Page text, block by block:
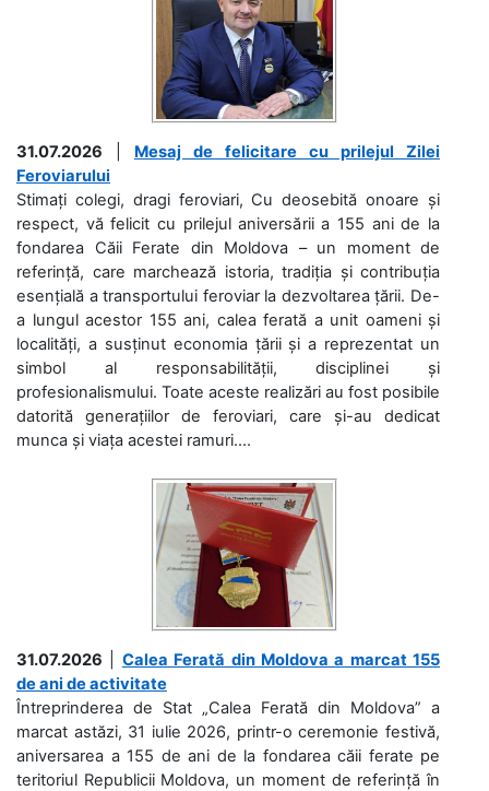
31.07.2026
Mesaj de felicitare cu prilejul Zilei
Feroviarului
Stimați colegi, dragi feroviari, Cu deosebită onoare și
respect, vă felicit cu prilejul aniversării a 155 ani de la
fondarea Căii Ferate din Moldova – un moment de
referință, care marchează istoria, tradiția și contribuția
esențială a transportului feroviar la dezvoltarea țării. De-
a lungul acestor 155 ani, calea ferată a unit oameni și
localități, a susținut economia țării și a reprezentat un
simbol al responsabilității, disciplinei și
profesionalismului. Toate aceste realizări au fost posibile
datorită generațiilor de feroviari, care și-au dedicat
munca și viața acestei ramuri....
31.07.2026
Calea Ferată din Moldova a marcat 155
de ani de activitate
Întreprinderea de Stat „Calea Ferată din Moldova” a
marcat astăzi, 31 iulie 2026, printr-o ceremonie festivă,
aniversarea a 155 de ani de la fondarea căii ferate pe
teritoriul Republicii Moldova, un moment de referință în